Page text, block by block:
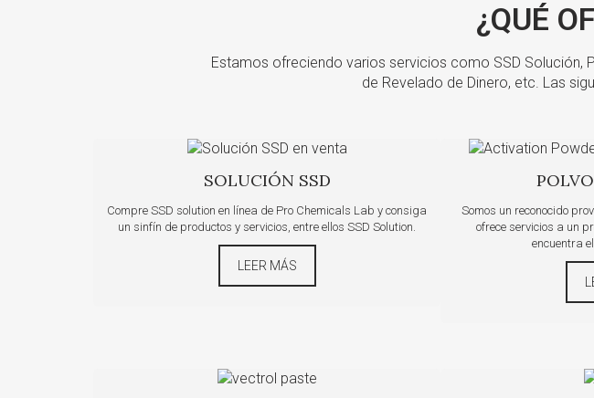
¿QUÉ
Estamos ofreciendo varios servicios como SSD Solución,
de Revelado de Dinero, etc. Las
SOLUCIÓN SSD
Compre SSD solution en línea de Pro Chemicals Lab y consiga
un sinfín de productos y servicios, entre ellos SSD Solution.
LEER MÁS
Somos un reconocido
ofrece servicios a un
encuentra